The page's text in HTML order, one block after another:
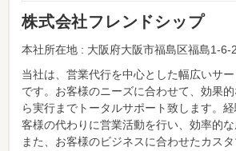
株式会社フレンドシップ
本社所在地 : 大阪府大阪市福島区福島1-6-
当社は、営業代行を中心とした幅広いサ
です。お客様のニーズに合わせて、効果
ら実行までトータルサポート致します。
客様の代わりに営業活動を行い、効率的な
また、お客様のビジネスに合わせたカス